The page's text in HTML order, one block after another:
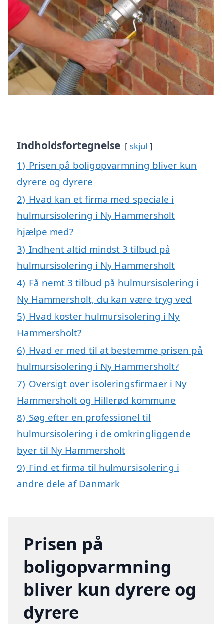
Indholdsfortegnelse skjul
1) Prisen på boligopvarmning bliver kun
dyrere og dyrere
2) Hvad kan et firma med speciale i
hulmursisolering i Ny Hammersholt
hjælpe med?
3) Indhent altid mindst 3 tilbud på
hulmursisolering i Ny Hammersholt
4) Få nemt 3 tilbud på hulmursisolering i
Ny Hammersholt, du kan være tryg ved
5) Hvad koster hulmursisolering i Ny
Hammersholt?
6) Hvad er med til at bestemme prisen på
hulmursisolering i Ny Hammersholt?
7) Oversigt over isoleringsfirmaer i Ny
Hammersholt og Hillerød kommune
8) Søg efter en professionel til
hulmursisolering i de omkringliggende
byer til Ny Hammersholt
9) Find et firma til hulmursisolering i
andre dele af Danmark
Prisen på
boligopvarmning
bliver kun dyrere og
dyrere